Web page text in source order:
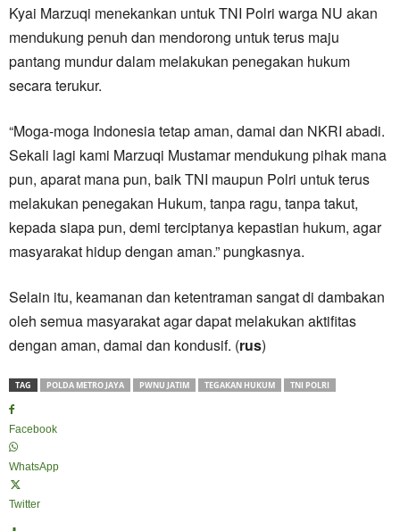
Kyai Marzuqi menekankan untuk TNI Polri warga NU akan
mendukung penuh dan mendorong untuk terus maju
pantang mundur dalam melakukan penegakan hukum
secara terukur.
“Moga-moga Indonesia tetap aman, damai dan NKRI abadi.
Sekali lagi kami Marzuqi Mustamar mendukung pihak mana
pun, aparat mana pun, baik TNI maupun Polri untuk terus
melakukan penegakan Hukum, tanpa ragu, tanpa takut,
kepada siapa pun, demi terciptanya kepastian hukum, agar
masyarakat hidup dengan aman.” pungkasnya.
Selain itu, keamanan dan ketentraman sangat di dambakan
oleh semua masyarakat agar dapat melakukan aktifitas
dengan aman, damai dan kondusif. (rus)
TAG POLDA METRO JAYA PWNU JATIM TEGAKAN HUKUM TNI POLRI
Facebook
WhatsApp
Twitter